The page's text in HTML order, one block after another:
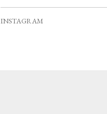
INSTAGRAM